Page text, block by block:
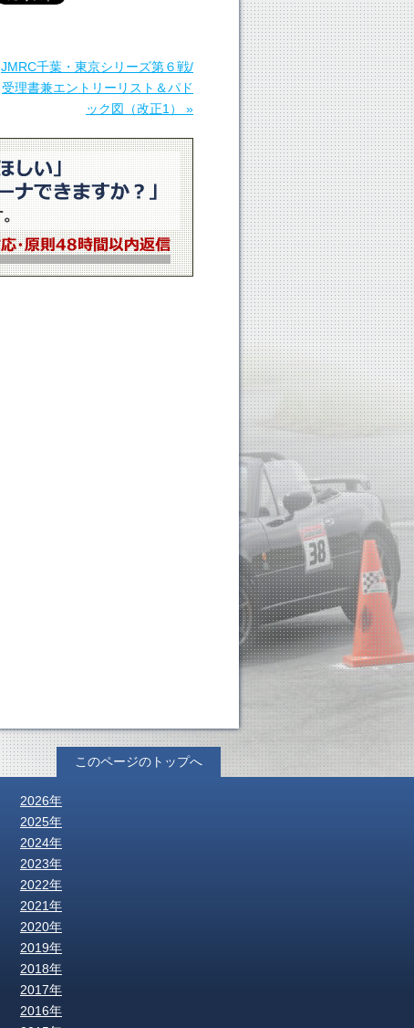
JMRC千葉・東京シリーズ第６戦/
受理書兼エントリーリスト＆パド
ック図（改正1） »
このページのトップへ
2026年
2025年
2024年
2023年
2022年
2021年
2020年
2019年
2018年
2017年
2016年